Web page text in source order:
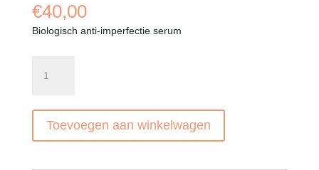
€40,00
Biologisch anti-imperfectie serum
Cure
Nette
Ampullenkuur
aantal
Toevoegen aan winkelwagen